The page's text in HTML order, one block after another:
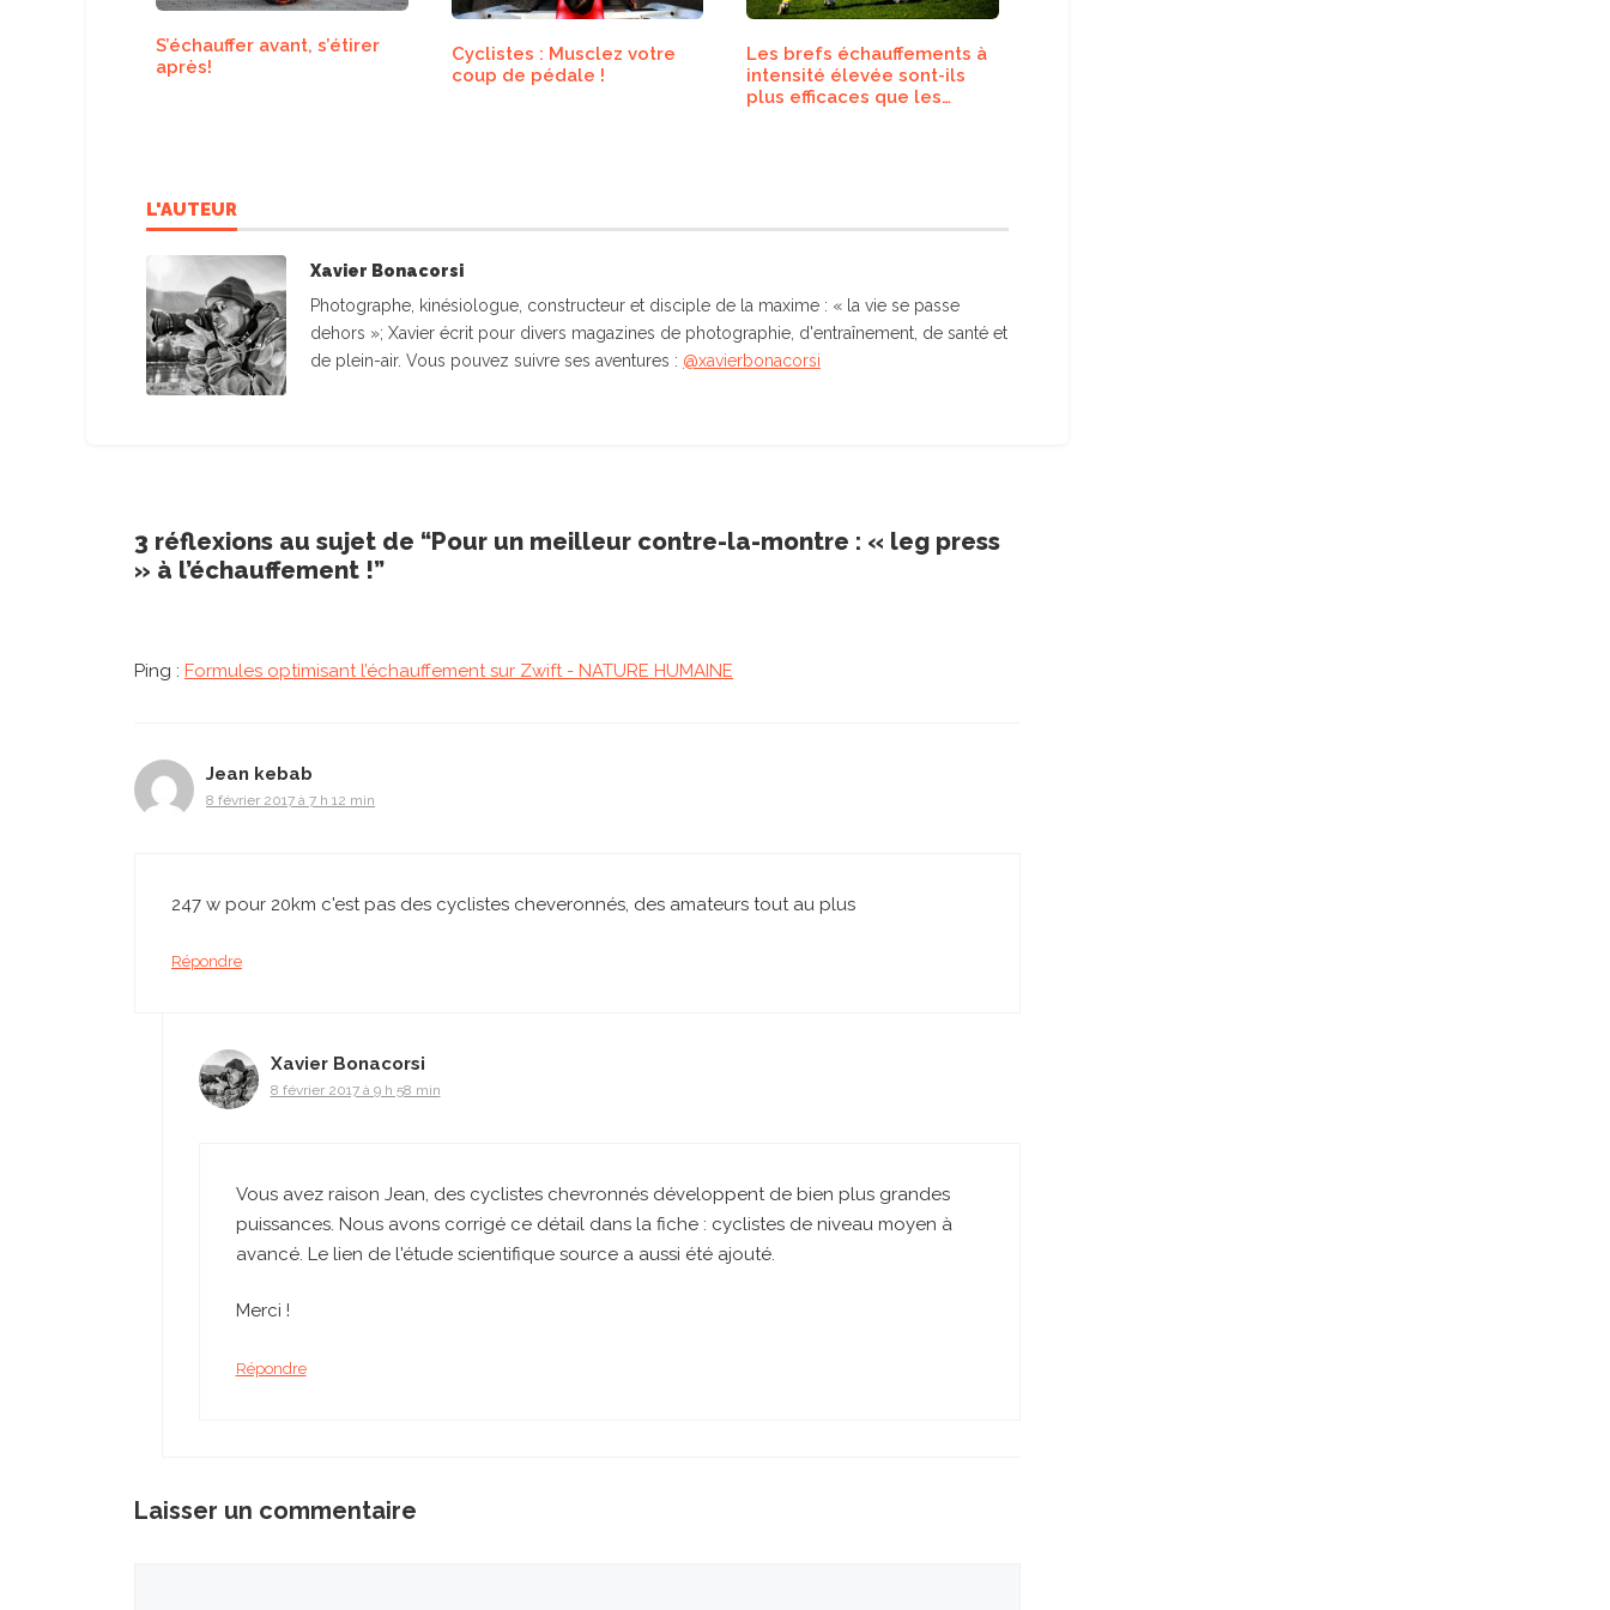
S’échauffer avant, s’étirer
après!
Cyclistes : Musclez votre
coup de pédale !
Les brefs échauffements à
intensité élevée sont-ils
plus efficaces que les
L'AUTEUR
Xavier Bonacorsi
Photographe, kinésiologue, constructeur et disciple de la maxime : « la vie se passe
dehors »; Xavier écrit pour divers magazines de photographie, d'entraînement, de santé et
de plein-air. Vous pouvez suivre ses aventures : @xavierbonacorsi
3 réflexions au sujet de “Pour un meilleur contre-la-montre : « leg press
» à l’échauffement !”
Ping : Formules optimisant l’échauffement sur Zwift - NATURE HUMAINE
Jean kebab
8 février 2017 à 7 h 12 min
247 w pour 20km c'est pas des cyclistes cheveronnés, des amateurs tout au plus
Répondre
Xavier Bonacorsi
8 février 2017 à 9 h 58 min
Vous avez raison Jean, des cyclistes chevronnés développent de bien plus grandes
puissances. Nous avons corrigé ce détail dans la fiche : cyclistes de niveau moyen à
avancé. Le lien de l'étude scientifique source a aussi été ajouté.
Merci !
Répondre
Laisser un commentaire